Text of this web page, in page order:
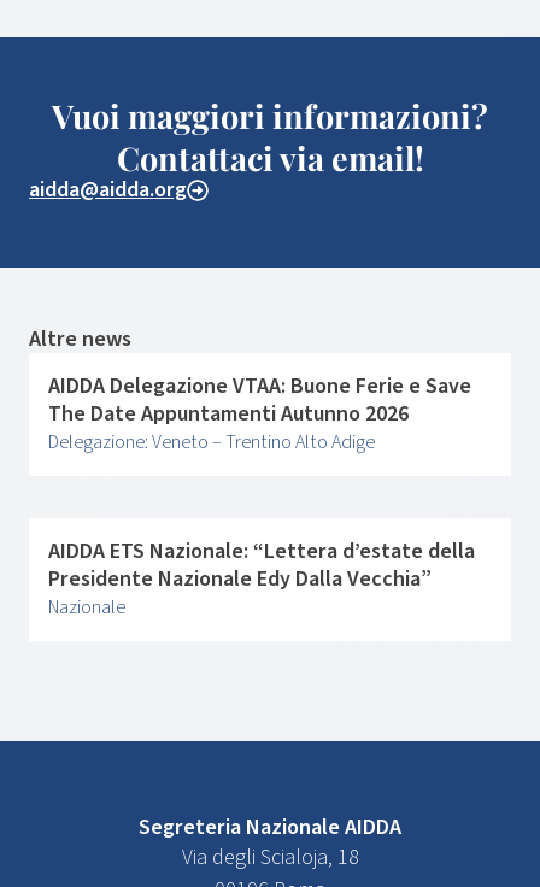
Vuoi maggiori informazioni?
Contattaci via email!
aidda@aidda.org
Altre news
AIDDA Delegazione VTAA: Buone Ferie e Save
The Date Appuntamenti Autunno 2026
Delegazione: Veneto – Trentino Alto Adige
AIDDA ETS Nazionale: “Lettera d’estate della
Presidente Nazionale Edy Dalla Vecchia”
Nazionale
Segreteria Nazionale AIDDA
Via degli Scialoja, 18